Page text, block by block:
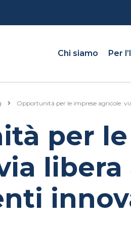
Chi siamo Per
Opportunità per le imprese agricole:
per